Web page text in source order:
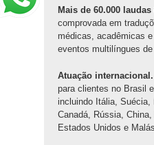
Mais de 60.000
comprovada em
médicas, acadêmicas
eventos multilíngues
Atuação internacional.
para clientes no Brasil
incluindo Itália, Suécia,
Canadá, Rússia, China,
Estados Unidos e